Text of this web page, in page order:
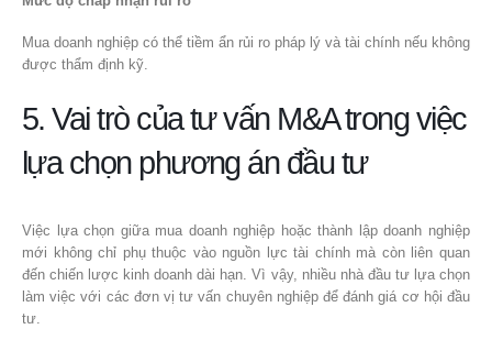
Mua doanh nghiệp có thể tiềm ẩn rủi ro pháp lý và tài chính nếu không
được thẩm định kỹ.
5. Vai trò của tư vấn M&A trong việc
lựa chọn phương án đầu tư
Việc lựa chọn giữa mua doanh nghiệp hoặc thành lập doanh nghiệp
mới không chỉ phụ thuộc vào nguồn lực tài chính mà còn liên quan
đến chiến lược kinh doanh dài hạn. Vì vậy, nhiều nhà đầu tư lựa chọn
làm việc với các đơn vị tư vấn chuyên nghiệp để đánh giá cơ hội đầu
tư.